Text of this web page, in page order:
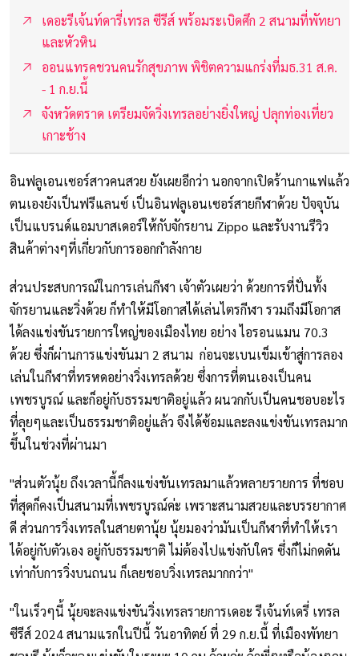
เดอะรีเจ้นท์ดารี่เทรล ซีรีส์ พร้อมระเบิดศึก 2 สนามที่พัทยา
และหัวหิน
ออนแทรคชวนคนรักสุขภาพ พิชิตความแกร่งที่มธ.31 ส.ค.
- 1 ก.ย.นี้
จังหวัดตราด เตรียมจัดวิ่งเทรลอย่างยิ่งใหญ่ ปลุกท่องเที่ยว
เกาะช้าง
อินฟลูเอนเซอร์สาวคนสวย ยังเผยอีกว่า นอกจากเปิดร้านกาแฟแล้ว
ตนเองยังเป็นฟรีแลนซ์ เป็นอินฟลูเอนเซอร์สายกีฬาด้วย ปัจจุบัน
เป็นแบรนด์แอมบาสเดอร์ให้กับจักรยาน Zippo และรับงานรีวิว
สินค้าต่างๆที่เกี่ยวกับการออกกำลังกาย
ส่วนประสบการณ์ในการเล่นกีฬา เจ้าตัวเผยว่า ด้วยการที่ปั่นทั้ง
จักรยานและวิ่งด้วย ก็ทำให้มีโอกาสได้เล่นไตรกีฬา รวมถึงมีโอกาส
ได้ลงแข่งขันรายการใหญ่ของเมืองไทย อย่าง ไอรอนแมน 70.3
ด้วย ซึ่งก็ผ่านการแข่งขันมา 2 สนาม ก่อนจะเบนเข็มเข้าสู่การลอง
เล่นในกีฬาที่ทรหดอย่างวิ่งเทรลด้วย ซึ่งการที่ตนเองเป็นคน
เพชรบูรณ์ และก็อยู่กับธรรมชาติอยู่แล้ว ผนวกกับเป็นคนชอบอะไร
ที่ลุยๆและเป็นธรรมชาติอยู่แล้ว จึงได้ซ้อมและลงแข่งขันเทรลมาก
ขึ้นในช่วงที่ผ่านมา
"ส่วนตัวนุ้ย ถึงเวลานี้ก็ลงแข่งขันเทรลมาแล้วหลายรายการ ที่ชอบ
ที่สุดก็คงเป็นสนามที่เพชรบูรณ์ค่ะ เพราะสนามสวยและบรรยากาศ
ดี ส่วนการวิ่งเทรลในสายตานุ้ย นุ้ยมองว่ามันเป็นกีฬาที่ทำให้เรา
ได้อยู่กับตัวเอง อยู่กับธรรมชาติ ไม่ต้องไปแข่งกับใคร ซึ่งก็ไม่กดดัน
เท่ากับการวิ่งบนถนน ก็เลยชอบวิ่งเทรลมากกว่า"
"ในเร็วๆนี้ นุ้ยจะลงแข่งขันวิ่งเทรลรายการเดอะ รีเจ้นท์เดรี่ เทรล
ซีรีส์ 2024 สนามแรกในปีนี้ วันอาทิตย์ ที่ 29 ก.ย.นี้ ที่เมืองพัทยา